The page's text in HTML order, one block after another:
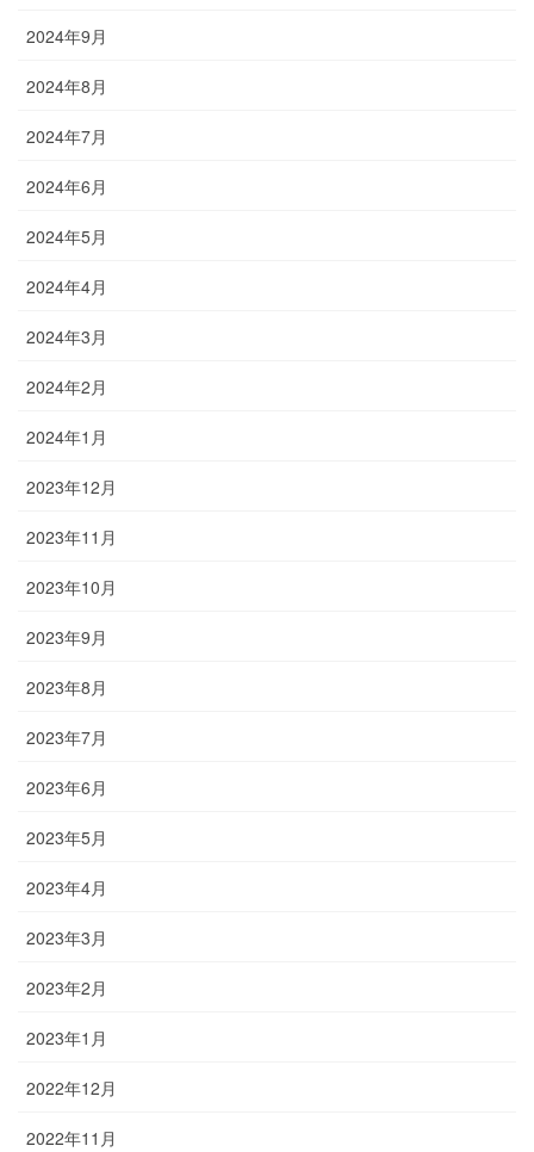
2024年9月
2024年8月
2024年7月
2024年6月
2024年5月
2024年4月
2024年3月
2024年2月
2024年1月
2023年12月
2023年11月
2023年10月
2023年9月
2023年8月
2023年7月
2023年6月
2023年5月
2023年4月
2023年3月
2023年2月
2023年1月
2022年12月
2022年11月